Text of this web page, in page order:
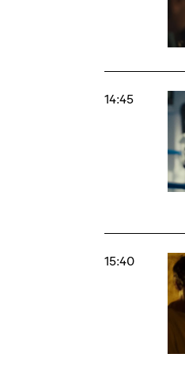
14:45
15:40